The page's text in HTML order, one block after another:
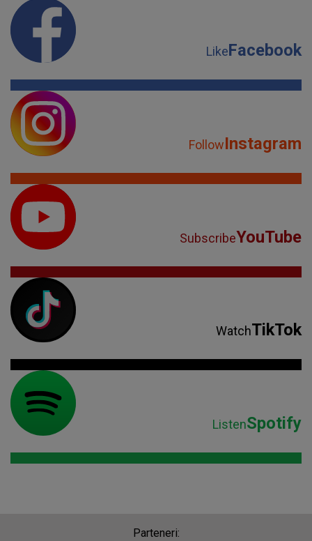
LikeFacebook
FollowInstagram
SubscribeYouTube
WatchTikTok
ListenSpotify
Parteneri: